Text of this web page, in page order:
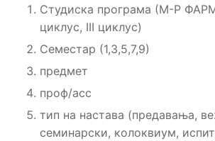
Студиска програма (М-Р
циклус, III циклус)
Семестар (1,3,5,7,9)
предмет
проф/асс
тип на настава (предавања,
семинарски, колоквиум,